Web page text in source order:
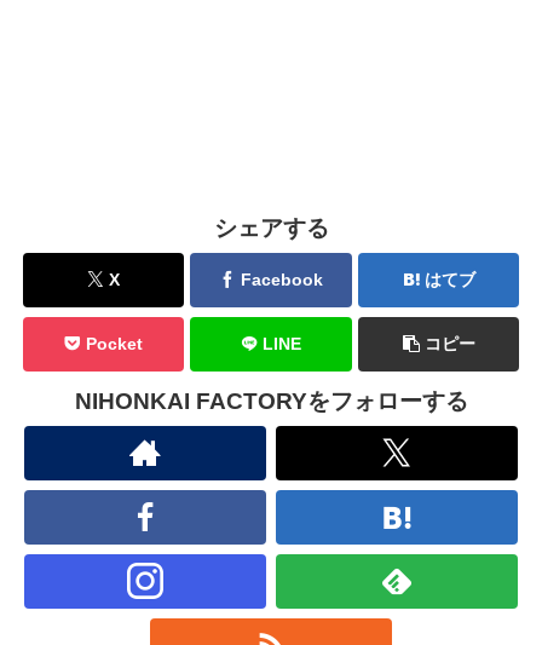
シェアする
X Facebook はてブ
Pocket LINE コピー
NIHONKAI FACTORYをフォローする